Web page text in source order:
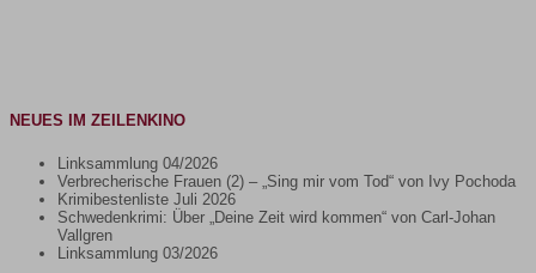
NEUES IM ZEILENKINO
Linksammlung 04/2026
Verbrecherische Frauen (2) – „Sing mir vom Tod“ von Ivy Pochoda
Krimibestenliste Juli 2026
Schwedenkrimi: Über „Deine Zeit wird kommen“ von Carl-Johan
Vallgren
Linksammlung 03/2026